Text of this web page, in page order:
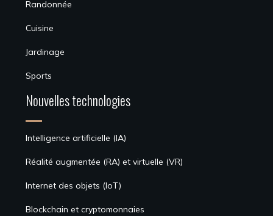
Randonnée
Cuisine
Jardinage
Sports
Nouvelles technologies
Intelligence artificielle (IA)
Réalité augmentée (RA) et virtuelle (VR)
Internet des objets (IoT)
Blockchain et cryptomonnaies